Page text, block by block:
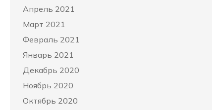
Апрель 2021
Март 2021
Февраль 2021
Январь 2021
Декабрь 2020
Ноябрь 2020
Октябрь 2020